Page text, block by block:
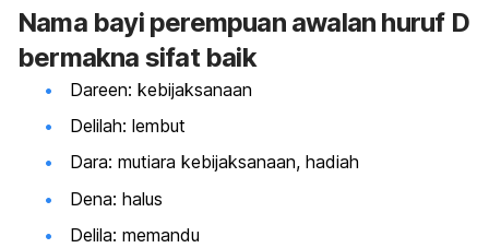
Nama bayi perempuan awalan huruf D
bermakna sifat baik
Dareen: kebijaksanaan
Delilah: lembut
Dara: mutiara kebijaksanaan, hadiah
Dena: halus
Delila: memandu